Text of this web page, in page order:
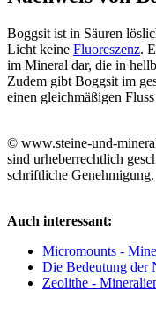
Boggsit ist in Säuren
Licht keine Fluoreszenz.
im Mineral dar, die in
Zudem gibt Boggsit im
einen gleichmäßigen
© www.steine-und-
sind urheberrechtlich
schriftliche Genehmigung.
Auch interessant:
Micromounts -
Die Bedeutung der
Zeolithe -